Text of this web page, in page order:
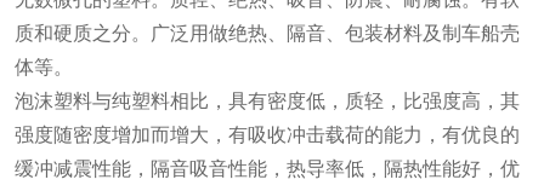
质和硬质之分。广泛用做绝热、隔音、包装材料及制车船壳
体等。
泡沫塑料与纯塑料相比，具有密度低，质轻，比强度高，其
强度随密度增加而增大，有吸收冲击载荷的能力，有优良的
缓冲减震性能，隔音吸音性能，热导率低，隔热性能好，优